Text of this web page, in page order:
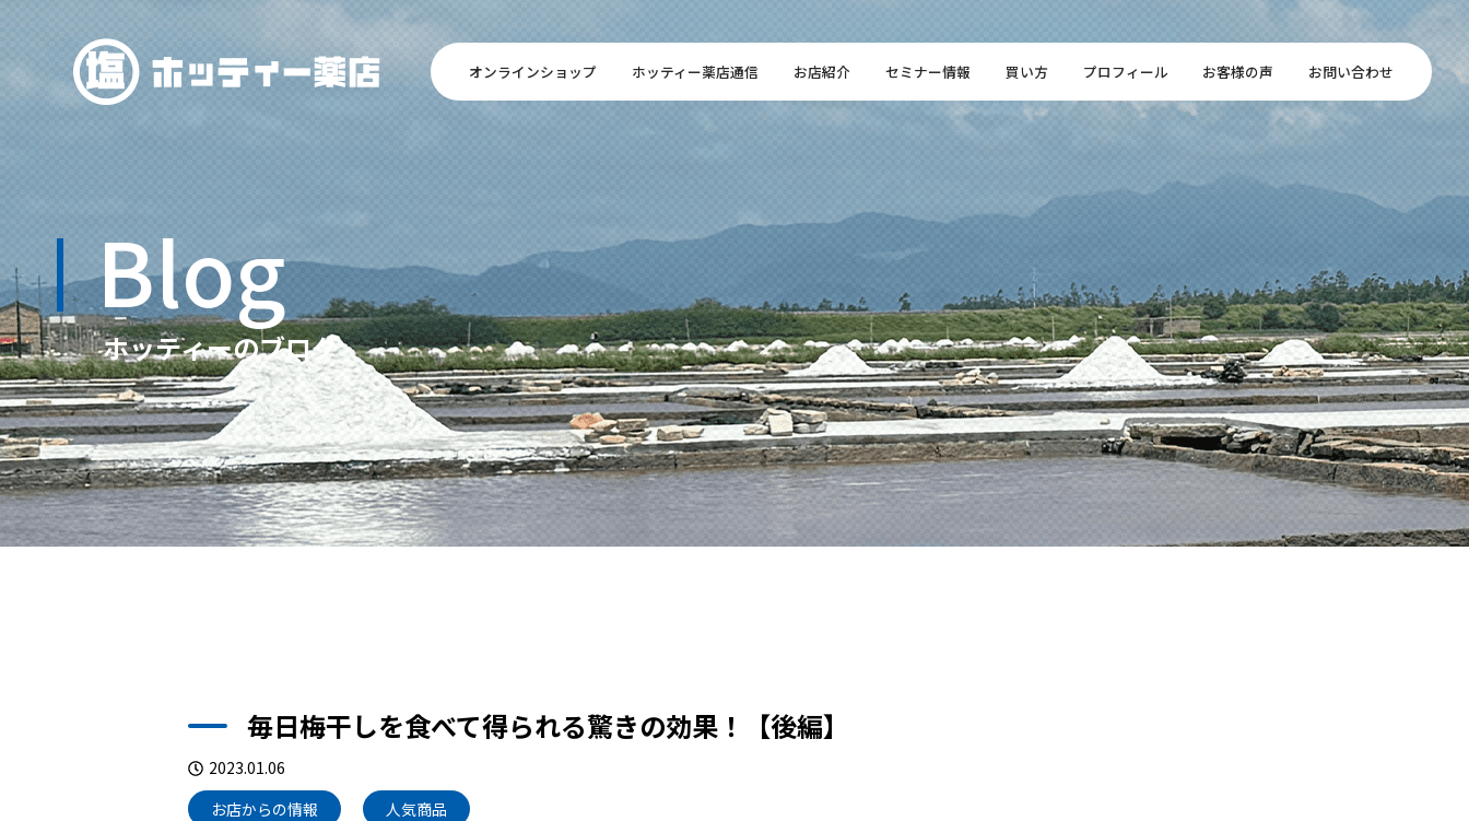
オンラインショップ ホッティー薬店通信 お店紹介 セミナー情報 買い方 プロフィール お客様の声 お問い合わせ
Blog
ホッティーのブログ
毎日梅干しを食べて得られる驚きの効果！【後編】
2023.01.06
お店からの情報
人気商品